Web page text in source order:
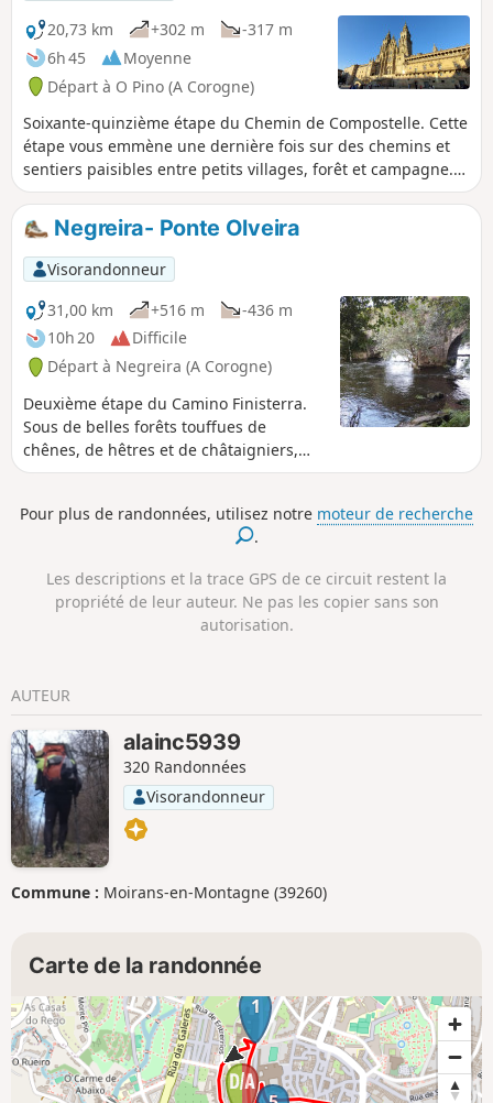
20,73 km
+302 m
-317 m
6h 45
Moyenne
Départ à O Pino (A Corogne)
Soixante-quinzième étape du Chemin de Compostelle. Cette
étape vous emmène une dernière fois sur des chemins et
sentiers paisibles entre petits villages, forêt et campagne.
Au fur et à mesure que l’on approche, le flot des marcheurs
s’intensifie. Mais au milieu de la foule chacun marche seul
avec lui même. Dans les yeux de tous brille l’étoile de
Compostelle. L’arrivée à Saint-Jacques-de-Compostelle est
toujours un moment d’intense émotion assortie de
nombreux rituels. Le premier exercice obligé est de se faire
photographier devant le panneau Santiago. Ceci fait,
s’ensuit la traversée des faubourgs avant d’arriver au
quartier historique où trône la cathédrale ou vous pourrez
aller mettre votre pied au "Kilomètre 0" situé au milieu de la
Place del Obradoiro, juste en face de la cathédrale, Il
symbolise la fin du pèlerinage, le point d'arrivée de tous les
chemins et surtout la fierté d’avoir réussi, d’avoir dépassé
retour.
Negreira- Ponte Olveira
Visorandonneur
31,00 km
+516 m
-436 m
10h 20
Difficile
Départ à Negreira (A Corogne)
Deuxième étape du Camino Finisterra.
Sous de belles forêts touffues de
chênes, de hêtres et de châtaigniers,
c'est une belle étape en montée qui se
qui parsèment la géographie
galicienne : Ponte Olveira, un endroit
forces.
Pour plus de randonnées, utilisez notre moteur de recherche
.
Les descriptions et la trace GPS de ce circuit restent la
propriété de leur auteur. Ne pas les copier sans son
autorisation.
AUTEUR
alainc5939
320 Randonnées
Visorandonneur
Commune : Moirans-en-Montagne (39260)
Carte de la randonnée
1